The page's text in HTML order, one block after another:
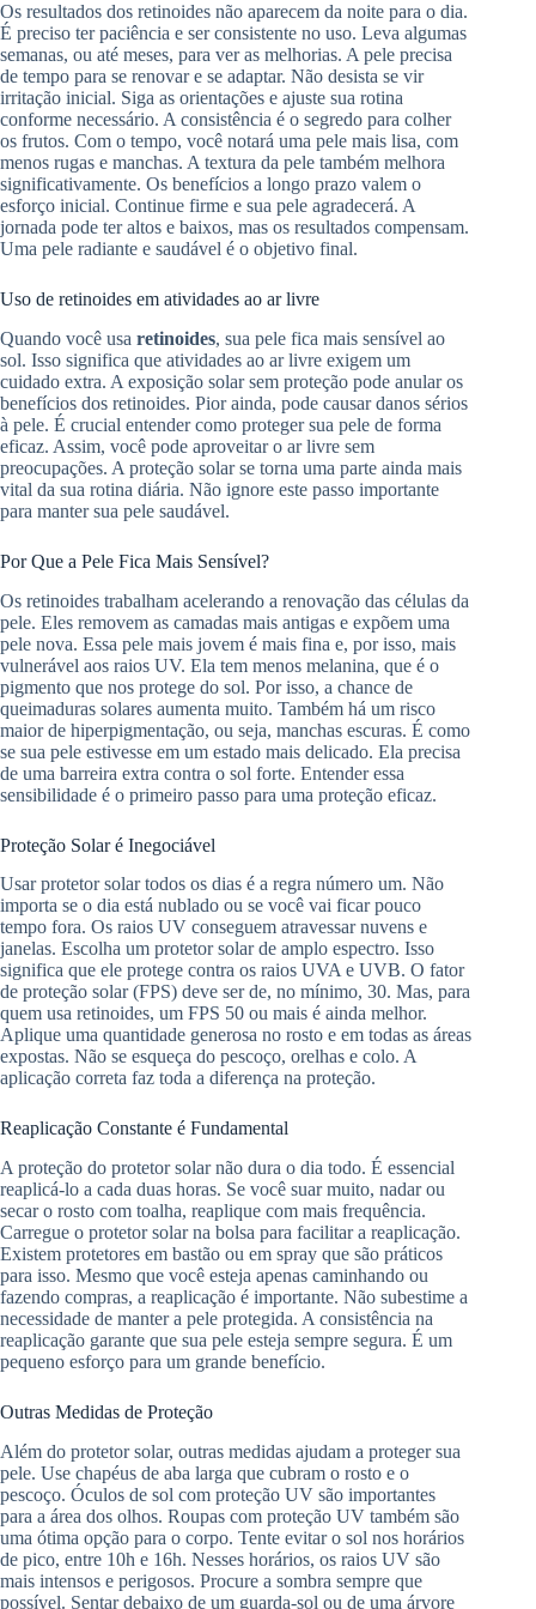
Os resultados dos retinoides não aparecem da noite para o dia.
É preciso ter paciência e ser consistente no uso. Leva algumas
semanas, ou até meses, para ver as melhorias. A pele precisa
de tempo para se renovar e se adaptar. Não desista se vir
irritação inicial. Siga as orientações e ajuste sua rotina
conforme necessário. A consistência é o segredo para colher
os frutos. Com o tempo, você notará uma pele mais lisa, com
menos rugas e manchas. A textura da pele também melhora
significativamente. Os benefícios a longo prazo valem o
esforço inicial. Continue firme e sua pele agradecerá. A
jornada pode ter altos e baixos, mas os resultados compensam.
Uma pele radiante e saudável é o objetivo final.
Uso de retinoides em atividades ao ar livre
Quando você usa retinoides, sua pele fica mais sensível ao
sol. Isso significa que atividades ao ar livre exigem um
cuidado extra. A exposição solar sem proteção pode anular os
benefícios dos retinoides. Pior ainda, pode causar danos sérios
à pele. É crucial entender como proteger sua pele de forma
eficaz. Assim, você pode aproveitar o ar livre sem
preocupações. A proteção solar se torna uma parte ainda mais
vital da sua rotina diária. Não ignore este passo importante
para manter sua pele saudável.
Por Que a Pele Fica Mais Sensível?
Os retinoides trabalham acelerando a renovação das células da
pele. Eles removem as camadas mais antigas e expõem uma
pele nova. Essa pele mais jovem é mais fina e, por isso, mais
vulnerável aos raios UV. Ela tem menos melanina, que é o
pigmento que nos protege do sol. Por isso, a chance de
queimaduras solares aumenta muito. Também há um risco
maior de hiperpigmentação, ou seja, manchas escuras. É como
se sua pele estivesse em um estado mais delicado. Ela precisa
de uma barreira extra contra o sol forte. Entender essa
sensibilidade é o primeiro passo para uma proteção eficaz.
Proteção Solar é Inegociável
Usar protetor solar todos os dias é a regra número um. Não
importa se o dia está nublado ou se você vai ficar pouco
tempo fora. Os raios UV conseguem atravessar nuvens e
janelas. Escolha um protetor solar de amplo espectro. Isso
significa que ele protege contra os raios UVA e UVB. O fator
de proteção solar (FPS) deve ser de, no mínimo, 30. Mas, para
quem usa retinoides, um FPS 50 ou mais é ainda melhor.
Aplique uma quantidade generosa no rosto e em todas as áreas
expostas. Não se esqueça do pescoço, orelhas e colo. A
aplicação correta faz toda a diferença na proteção.
Reaplicação Constante é Fundamental
A proteção do protetor solar não dura o dia todo. É essencial
reaplicá-lo a cada duas horas. Se você suar muito, nadar ou
secar o rosto com toalha, reaplique com mais frequência.
Carregue o protetor solar na bolsa para facilitar a reaplicação.
Existem protetores em bastão ou em spray que são práticos
para isso. Mesmo que você esteja apenas caminhando ou
fazendo compras, a reaplicação é importante. Não subestime a
necessidade de manter a pele protegida. A consistência na
reaplicação garante que sua pele esteja sempre segura. É um
pequeno esforço para um grande benefício.
Outras Medidas de Proteção
Além do protetor solar, outras medidas ajudam a proteger sua
pele. Use chapéus de aba larga que cubram o rosto e o
pescoço. Óculos de sol com proteção UV são importantes
para a área dos olhos. Roupas com proteção UV também são
uma ótima opção para o corpo. Tente evitar o sol nos horários
de pico, entre 10h e 16h. Nesses horários, os raios UV são
mais intensos e perigosos. Procure a sombra sempre que
possível. Sentar debaixo de um guarda-sol ou de uma árvore